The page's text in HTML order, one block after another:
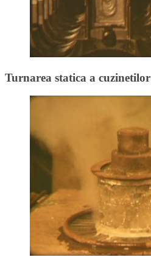
Turnarea statica a cuzinetilor